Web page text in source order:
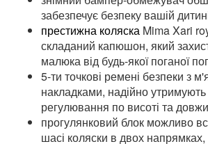
забезпечує безпеку вашій
престижна коляска Mima Xari
складаний капюшон, який
малюка від будь-якої поганої
5-ти точкові ремені безпеки з
накладками, надійно
регулювання по висоті та
прогулянковий блок можливо
шасі коляски в двох